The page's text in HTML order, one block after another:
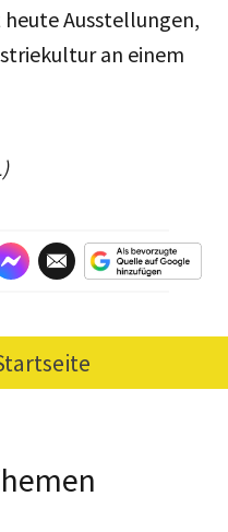
heute Ausstellungen,
an einem